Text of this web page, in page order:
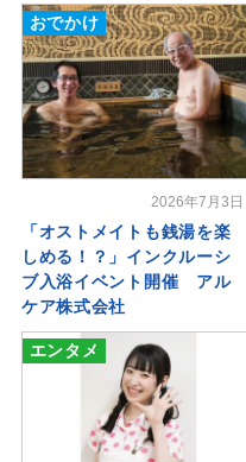
おでかけ
2026年7月3日
「オストメイトも銭湯を楽
しめる！？」インクルーシ
ブ入浴イベント開催 アル
ケア株式会社
エンタメ